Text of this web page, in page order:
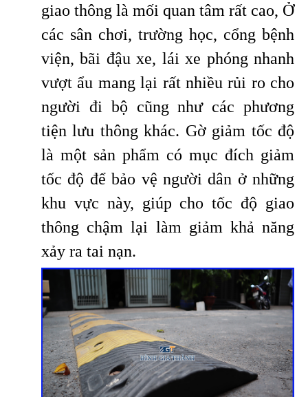
giao thông là mối quan tâm rất cao, Ở
các sân chơi, trường học, cổng bệnh
viện, bãi đậu xe, lái xe phóng nhanh
vượt ẩu mang lại rất nhiều rủi ro cho
người đi bộ cũng như các phương
tiện lưu thông khác. Gờ giảm tốc độ
là một sản phẩm có mục đích giảm
tốc độ để bảo vệ người dân ở những
khu vực này, giúp cho tốc độ giao
thông chậm lại làm giảm khả năng
xảy ra tai nạn.